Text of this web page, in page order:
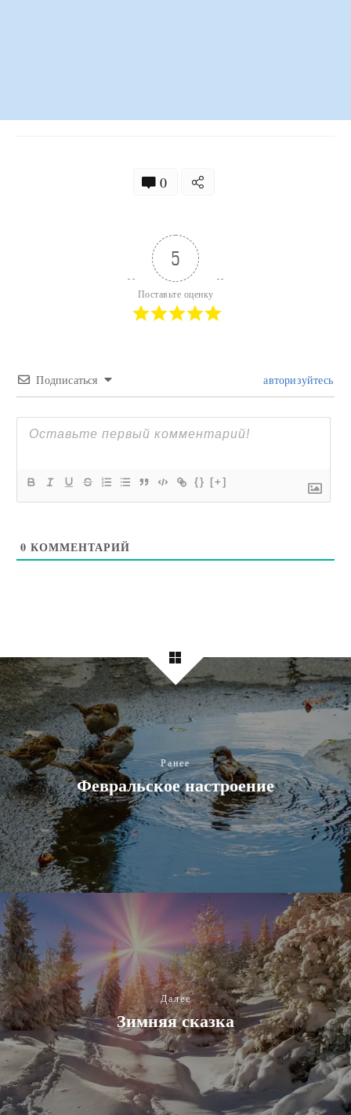
0
5
Поставьте оценку
Подписаться авторизуйтесь
{} [+]
0 КОММЕНТАРИЙ
Ранее
Февральское настроение
Далее
Зимняя сказка